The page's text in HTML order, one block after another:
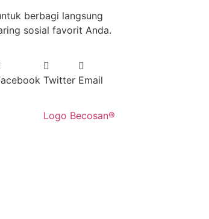
berbagi langsung
sosial favorit Anda.
Twitter Email